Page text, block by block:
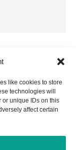
like cookies to store
technologies will
or unique IDs on this
affect certain
Ansichten und
des Autors bzw. der
Union oder der
(EACEA) wider.